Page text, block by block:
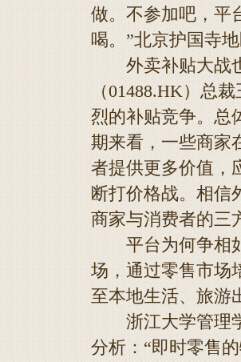
做。不参加吧，平
喝。”北京护国寺
外卖补贴大战也
（01488.HK）总
烈的补贴竞争。总
期来看，一些商家
者提供更多价值，
断打价格战。相信
商家与消费者的三
平台为何争相如
场，通过零售市场
至本地生活、旅游
浙江大学管理学
分析：“即时零售